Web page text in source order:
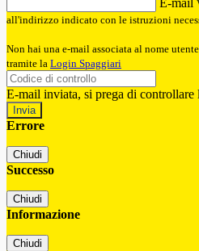
E-mail
all'indirizzo indicato con le istruzioni
Non hai una e-mail associata al nome
tramite la Login Spaggiari
E-mail inviata, si prega di controllare
Errore
Chiudi
Successo
Chiudi
Informazione
Chiudi